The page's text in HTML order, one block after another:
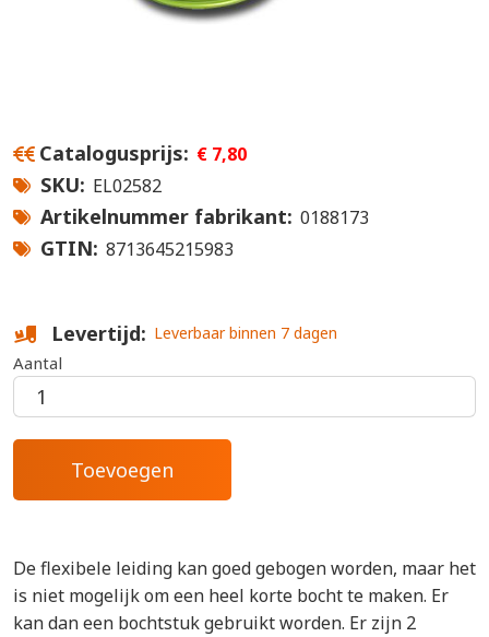
Catalogusprijs € 7,80
SKU EL02582
Artikelnummer fabrikant 0188173
GTIN 8713645215983
Levertijd Leverbaar binnen 7 dagen
Aantal
De flexibele leiding kan goed gebogen worden, maar het
is niet mogelijk om een heel korte bocht te maken. Er
kan dan een bochtstuk gebruikt worden. Er zijn 2